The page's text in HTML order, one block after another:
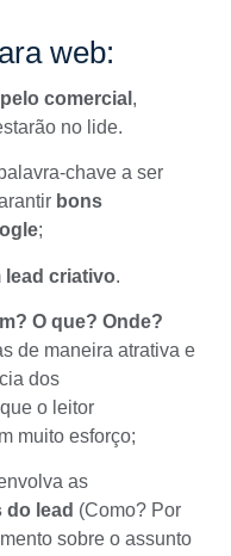
web:
comercial ,
no lide.
chave a ser
bons
;
lead criativo.
O que? Onde?
de maneira atrativa e
dos
o leitor
muito esforço;
as
lead (Como? Por
sobre o assunto